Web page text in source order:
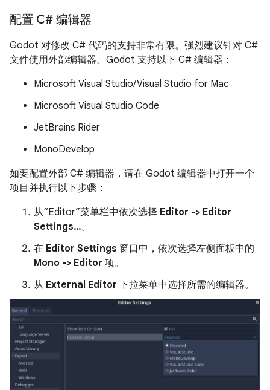
配置 C# 编辑器
Godot 对修改 C# 代码的支持非常有限。强烈建议针对 C#
文件使用外部编辑器。Godot 支持以下 C# 编辑器：
Microsoft Visual Studio/Visual Studio for Mac
Microsoft Visual Studio Code
JetBrains Rider
MonoDevelop
如要配置外部 C# 编辑器，请在 Godot 编辑器中打开一个
项目并执行以下步骤：
从“Editor”菜单栏中依次选择 Editor -> Editor
Settings…。
在 Editor Settings 窗口中，依次选择左侧面板中的
Mono -> Editor 项。
从 External Editor 下拉菜单中选择所需的编辑器。